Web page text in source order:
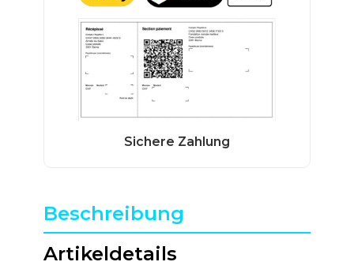
Beschreibung
Artikeldetails